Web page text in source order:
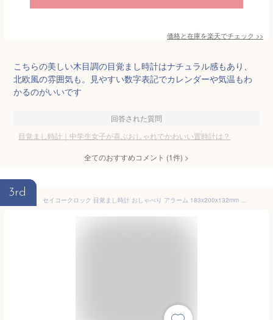
価格と在庫を楽天でチェック >>
こちらの美しい木目調の目覚まし時計はナチュラル感もあり、
北欧風の雰囲気も。見やすい数字表記でカレンダーや気温もわ
かるのがいいです
回答された質問
目覚まし時計｜中学生女子が喜ぶおしゃれでかわいい置時計は？
全てのおすすめコメント (1件) >
3rd
セイコークロック 目覚まし時計 おしゃべり アラーム 183x200x132mm ドラえもん JF387A